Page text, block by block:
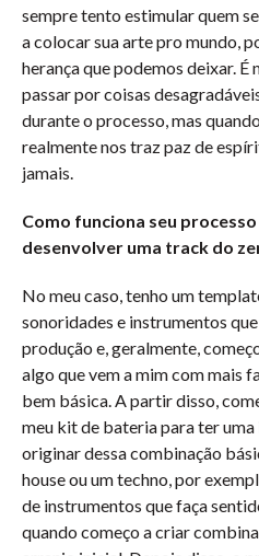
sempre tento estimular quem
a colocar sua arte pro mundo,
herança que podemos deixar.
passar por coisas
durante o processo, mas
realmente nos traz paz de
jamais.
Como funciona seu
desenvolver uma track do
No meu caso, tenho um
sonoridades e instrumentos
produção e, geralmente,
algo que vem a mim com mais
bem básica. A partir disso,
meu kit de bateria para ter uma
originar dessa combinação
house ou um techno, por
de instrumentos que faça
quando começo a criar